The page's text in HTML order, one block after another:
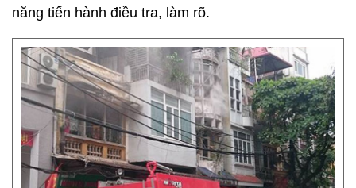
năng tiến hành điều tra, làm rõ.